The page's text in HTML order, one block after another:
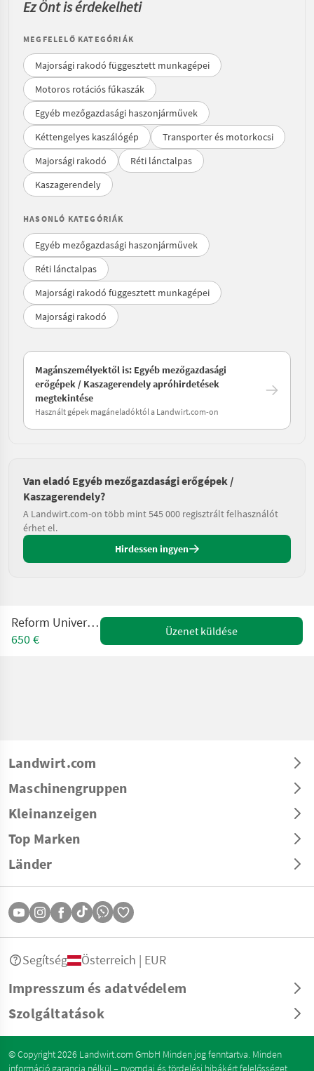
Ez Önt is érdekelheti
MEGFELELŐ KATEGÓRIÁK
Majorsági rakodó függesztett munkagépei
Motoros rotációs fűkaszák
Egyéb mezőgazdasági haszonjárművek
Kéttengelyes kaszálógép
Transporter és motorkocsi
Majorsági rakodó
Réti lánctalpas
Kaszagerendely
HASONLÓ KATEGÓRIÁK
Egyéb mezőgazdasági haszonjárművek
Réti lánctalpas
Majorsági rakodó függesztett munkagépei
Majorsági rakodó
Magánszemélyektől is: Egyéb mezőgazdasági
erőgépek / Kaszagerendely apróhirdetések
megtekintése
Használt gépek magáneladóktól a Landwirt.com-on
Van eladó Egyéb mezőgazdasági erőgépek /
Kaszagerendely?
A Landwirt.com-on több mint 545 000 regisztrált felhasználót
érhet el.
Hirdessen ingyen
Reform Universal Balken
650 €
Üzenet küldése
Landwirt.com
Maschinengruppen
Kleinanzeigen
Top Marken
Länder
Impresszum és adatvédelem
Szolgáltatások
Segítség Österreich | EUR
© Copyright 2026 Landwirt.com GmbH Minden jog fenntartva. Minden
információ garancia nélkül – nyomdai és tördelési hibákért felelősséget